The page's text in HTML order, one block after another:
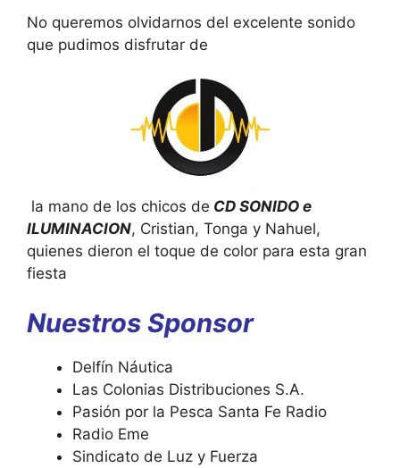
No queremos olvidarnos del excelente sonido
que pudimos disfrutar de
la mano de los chicos de CD SONIDO e
ILUMINACION, Cristian, Tonga y Nahuel,
quienes dieron el toque de color para esta gran
fiesta
Nuestros Sponsor
Delfín Náutica
Las Colonias Distribuciones S.A.
Pasión por la Pesca Santa Fe Radio
Radio Eme
Sindicato de Luz y Fuerza